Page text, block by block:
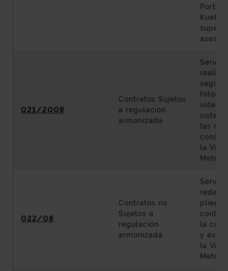
Kueto
021/2008
Contratos Sujetos
a regulación
armonizada
las
la
022/08
Contratos no
Sujetos a
regulación
armonizada
la
y
la